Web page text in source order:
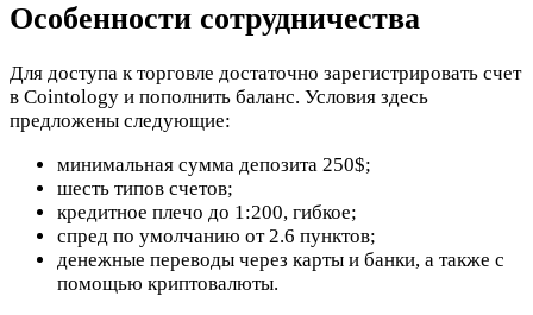
Особенности сотрудничества
Для доступа к торговле достаточно зарегистрировать счет
в Cointology и пополнить баланс. Условия здесь
предложены следующие:
минимальная сумма депозита 250$;
шесть типов счетов;
кредитное плечо до 1:200, гибкое;
спред по умолчанию от 2.6 пунктов;
денежные переводы через карты и банки, а также с
помощью криптовалюты.